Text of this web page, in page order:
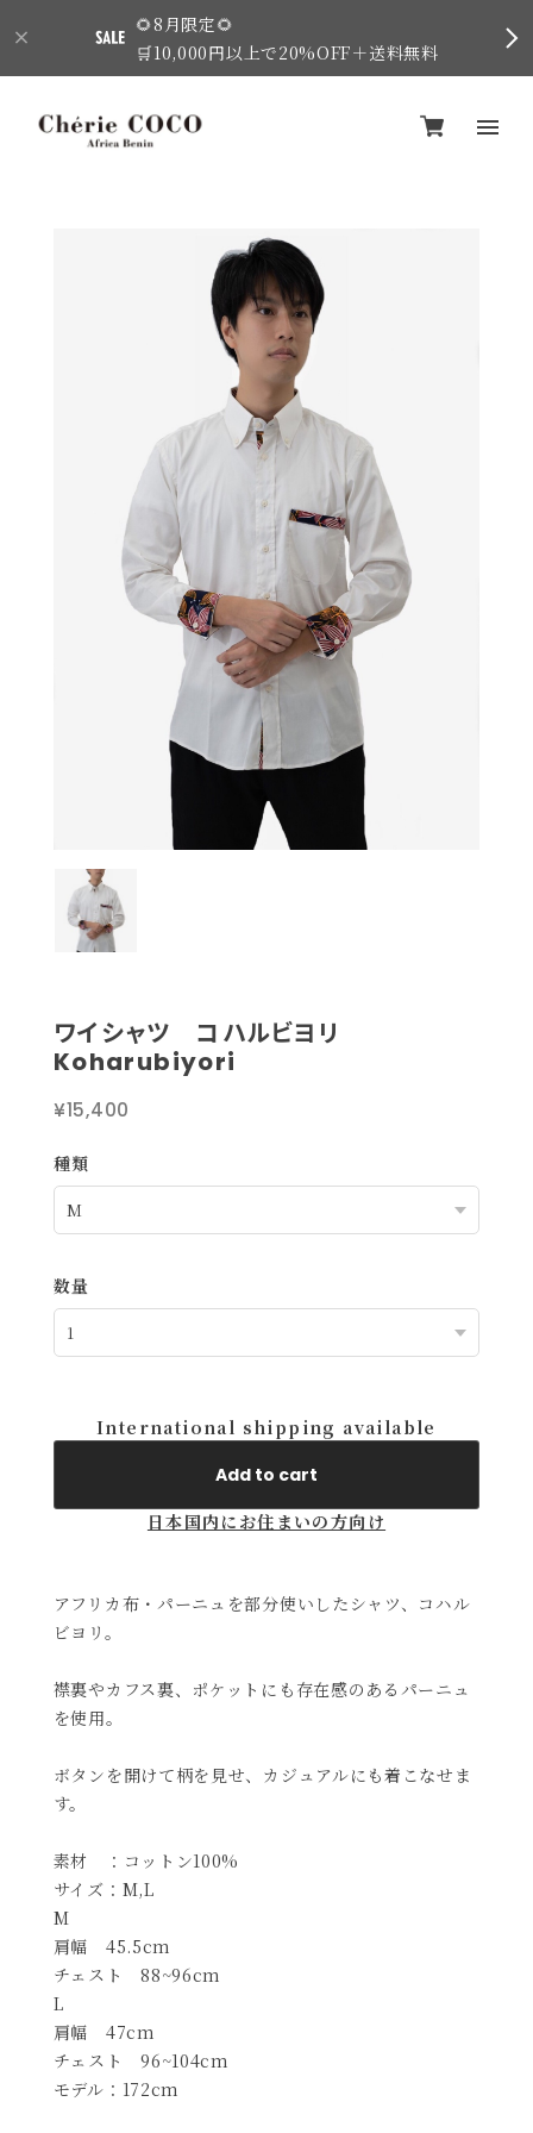
🌻8月限定🌻
🛒10,000円以上で20%OFF＋送料無料
ワイシャツ コハルビヨリ
Koharubiyori
¥15,400
種類
数量
International shipping available
Add to cart
日本国内にお住まいの方向け
アフリカ布・パーニュを部分使いしたシャツ、コハル
ビヨリ。
襟裏やカフス裏、ポケットにも存在感のあるパーニュ
を使用。
ボタンを開けて柄を見せ、カジュアルにも着こなせま
す。
素材 ：コットン100%
サイズ：M,L
M
肩幅 45.5cm
チェスト 88~96cm
L
肩幅 47cm
チェスト 96~104cm
モデル：172cm